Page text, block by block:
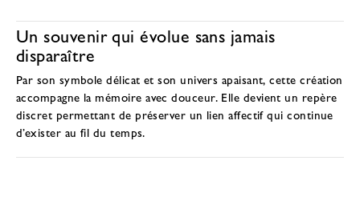
Un souvenir qui évolue sans jamais
disparaître
Par son symbole délicat et son univers apaisant, cette création
accompagne la mémoire avec douceur. Elle devient un repère
discret permettant de préserver un lien affectif qui continue
d’exister au fil du temps.